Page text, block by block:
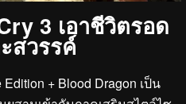
3 เอาชีวิตรอด
สวรรค์
+ Blood Dragon เป็น